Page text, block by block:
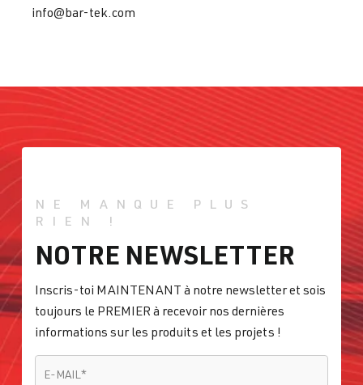
info@bar-tek.com
NE MANQUE PLUS
RIEN !
NOTRE NEWSLETTER
Inscris-toi MAINTENANT à notre newsletter et sois
toujours le PREMIER à recevoir nos dernières
informations sur les produits et les projets !
E-MAIL *